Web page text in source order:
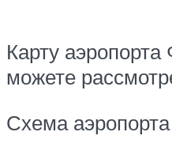
Карту
можете
Схема